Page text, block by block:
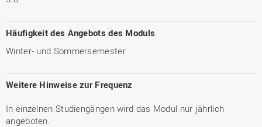
Häufigkeit des Angebots des Moduls
Winter- und Sommersemester
Weitere Hinweise zur Frequenz
In einzelnen Studiengängen wird das Modul nur jährlich
angeboten.